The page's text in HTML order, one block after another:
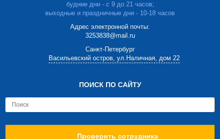
будние дни - с 9 до 21 часов;
выходные и праздничные дни - 10-18 часов
Адрес электронной почты:
3253838@mail.ru
Cанкт-Петербург
Васильевский остров, ул.Наличная, дом 22
ПОИСК ПО САЙТУ
Проверить сотрудника